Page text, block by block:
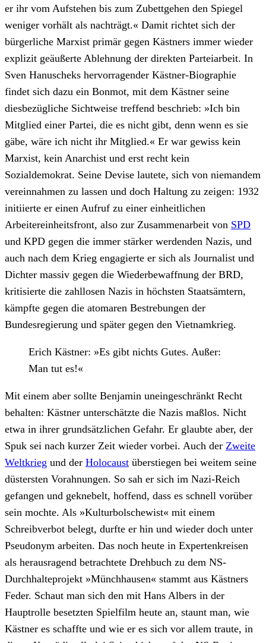
er ihr vom Aufstehen bis zum Zubettgehen den Spiegel
weniger vorhält als nachträgt.« Damit richtet sich der
bürgerliche Marxist primär gegen Kästners immer wieder
explizit geäußerte Ablehnung der direkten Parteiarbeit. In
Sven Hanuscheks hervorragender Kästner-Biographie
findet sich dazu ein Bonmot, mit dem Kästner seine
diesbezügliche Sichtweise treffend beschrieb: »Ich bin
Mitglied einer Partei, die es nicht gibt, denn wenn es sie
gäbe, wäre ich nicht ihr Mitglied.« Er war gewiss kein
Marxist, kein Anarchist und erst recht kein
Sozialdemokrat. Seine Devise lautete, sich von niemandem
vereinnahmen zu lassen und doch Haltung zu zeigen: 1932
initiierte er einen Aufruf zu einer einheitlichen
Arbeitereinheitsfront, also zur Zusammenarbeit von SPD
und KPD gegen die immer stärker werdenden Nazis, und
auch nach dem Krieg engagierte er sich als Journalist und
Dichter massiv gegen die Wiederbewaffnung der BRD,
kritisierte die zahllosen Nazis in höchsten Staatsämtern,
kämpfte gegen die atomaren Bestrebungen der
Bundesregierung und später gegen den Vietnamkrieg.
Erich Kästner: »Es gibt nichts Gutes. Außer:
Man tut es!«
Mit einem aber sollte Benjamin uneingeschränkt Recht
behalten: Kästner unterschätzte die Nazis maßlos. Nicht
etwa in ihrer grundsätzlichen Gefahr. Er glaubte aber, der
Spuk sei nach kurzer Zeit wieder vorbei. Auch der Zweite
Weltkrieg und der Holocaust überstiegen bei weitem seine
düstersten Vorahnungen. So sah er sich im Nazi-Reich
gefangen und geknebelt, hoffend, dass es schnell vorüber
sein mochte. Als »Kulturbolschewist« mit einem
Schreibverbot belegt, durfte er hin und wieder doch unter
Pseudonym arbeiten. Das noch heute in Expertenkreisen
als herausragend betrachtete Drehbuch zu dem NS-
Durchhalteprojekt »Münchhausen« stammt aus Kästners
Feder. Schaut man sich den mit Hans Albers in der
Hauptrolle besetzten Spielfilm heute an, staunt man, wie
Kästner es schaffte und wie er es sich vor allem traute, in